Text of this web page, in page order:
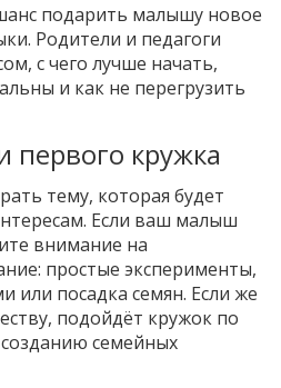
подарить малышу новое
Родители и педагоги
с чего лучше начать,
и как не перегрузить
первого кружка
тему, которая будет
Если ваш малыш
внимание на
простые эксперименты,
или посадка семян. Если же
подойдёт кружок по
семейных